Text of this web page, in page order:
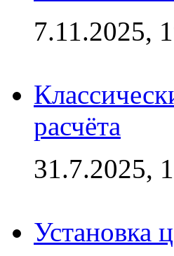
7.11.2025,
расчёта
31.7.2025,
Установка